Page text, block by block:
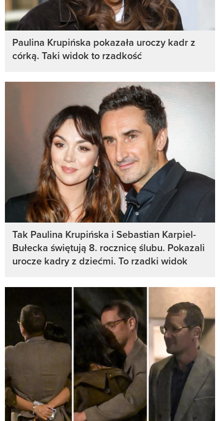
Paulina Krupińska pokazała uroczy kadr z
córką. Taki widok to rzadkość
Tak Paulina Krupińska i Sebastian Karpiel-
Bułecka świętują 8. rocznicę ślubu. Pokazali
urocze kadry z dziećmi. To rzadki widok